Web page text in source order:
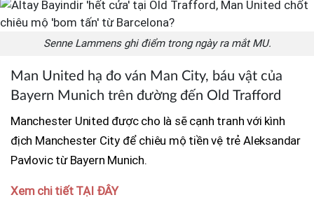
Senne Lammens ghi điểm trong ngày ra mắt MU.
Man United hạ đo ván Man City, báu vật của
Bayern Munich trên đường đến Old Trafford
Manchester United được cho là sẽ cạnh tranh với kình
địch Manchester City để chiêu mộ tiền vệ trẻ Aleksandar
Pavlovic từ Bayern Munich.
Xem chi tiết TẠI ĐÂY